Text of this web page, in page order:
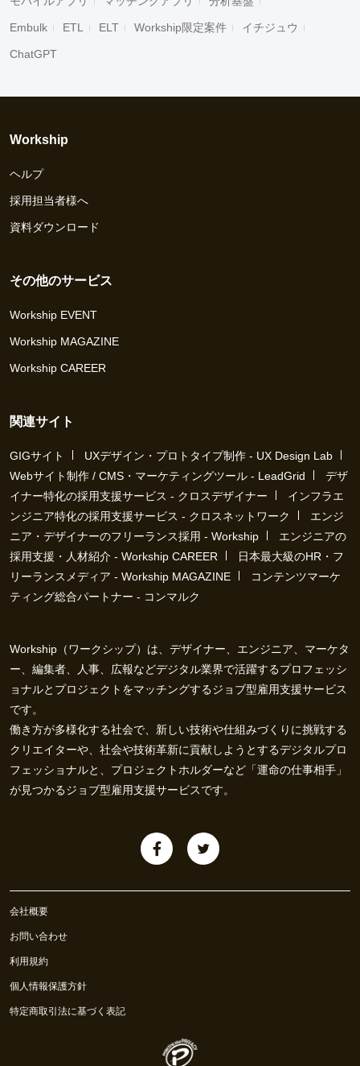
Embulk ETL ELT Workship限定案件 イチジュウ
ChatGPT
Workship
ヘルプ
採用担当者様へ
資料ダウンロード
その他のサービス
Workship EVENT
Workship MAGAZINE
Workship CAREER
関連サイト
GIGサイト
UXデザイン・プロトタイプ制作 - UX Design Lab
Webサイト制作 / CMS・マーケティングツール - LeadGrid
デザ
イナー特化の採用支援サービス - クロスデザイナー
インフラエ
ンジニア特化の採用支援サービス - クロスネットワーク
エンジ
ニア・デザイナーのフリーランス採用 - Workship
エンジニアの
採用支援・人材紹介 - Workship CAREER
日本最大級のHR・フ
リーランスメディア - Workship MAGAZINE
コンテンツマーケ
ティング総合パートナー - コンマルク
Workship（ワークシップ）は、デザイナー、エンジニア、マーケタ
ー、編集者、人事、広報などデジタル業界で活躍するプロフェッシ
ョナルとプロジェクトをマッチングするジョブ型雇用支援サービス
です。
働き方が多様化する社会で、新しい技術や仕組みづくりに挑戦する
クリエイターや、社会や技術革新に貢献しようとするデジタルプロ
フェッショナルと、プロジェクトホルダーなど「運命の仕事相手」
が見つかるジョブ型雇用支援サービスです。
会社概要
お問い合わせ
利用規約
個人情報保護方針
特定商取引法に基づく表記